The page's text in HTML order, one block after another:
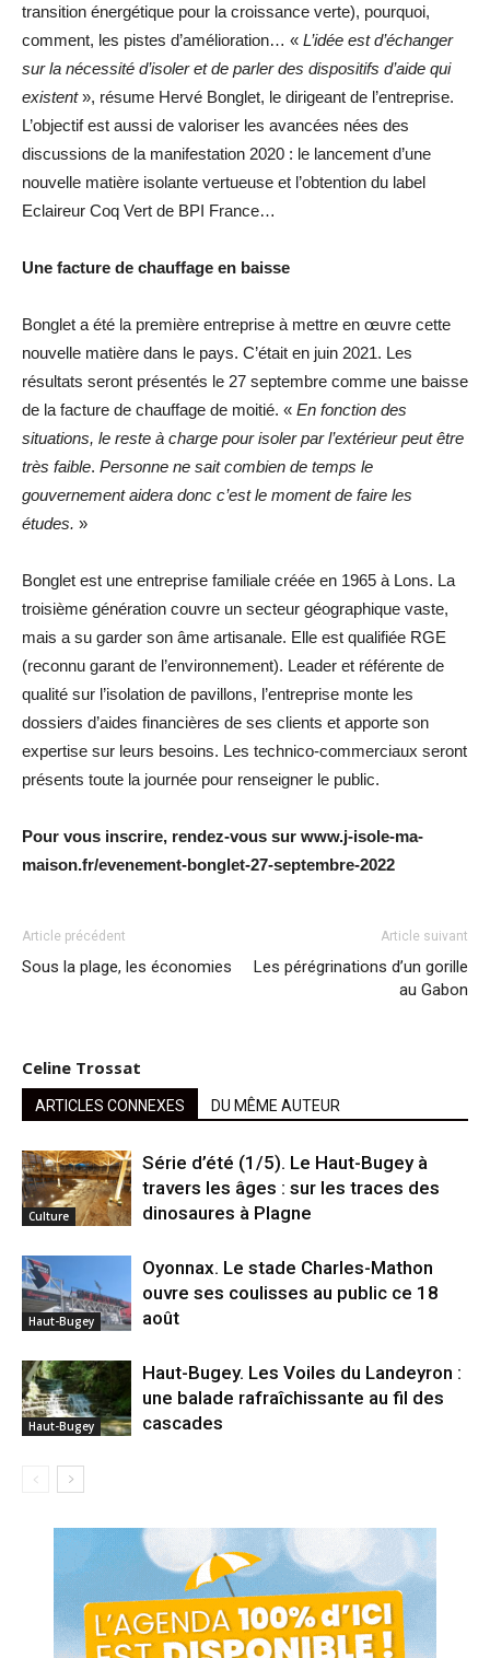
transition énergétique pour la croissance verte), pourquoi,
comment, les pistes d’amélioration… « L’idée est d’échanger
sur la nécessité d’isoler et de parler des dispositifs d’aide qui
existent», résume Hervé Bonglet, le dirigeant de l’entreprise.
L’objectif est aussi de valoriser les avancées nées des
discussions de la manifestation 2020 : le lancement d’une
nouvelle matière isolante vertueuse et l’obtention du label
Eclaireur Coq Vert de BPI France…
Une facture de chauffage en baisse
Bonglet a été la première entreprise à mettre en œuvre cette
nouvelle matière dans le pays. C’était en juin 2021. Les
résultats seront présentés le 27 septembre comme une baisse
de la facture de chauffage de moitié. « En fonction des
situations, le reste à charge pour isoler par l’extérieur peut être
très faible. Personne ne sait combien de temps le
gouvernement aidera donc c’est le moment de faire les
études. »
Bonglet est une entreprise familiale créée en 1965 à Lons. La
troisième génération couvre un secteur géographique vaste,
mais a su garder son âme artisanale. Elle est qualifiée RGE
(reconnu garant de l’environnement). Leader et référente de
qualité sur l’isolation de pavillons, l’entreprise monte les
dossiers d’aides financières de ses clients et apporte son
expertise sur leurs besoins. Les technico-commerciaux seront
présents toute la journée pour renseigner le public.
Pour vous inscrire, rendez-vous sur www.j-isole-ma-
maison.fr/evenement-bonglet-27-septembre-2022
Article précédent
Sous la plage, les économies
Article suivant
Les pérégrinations d’un gorille
au Gabon
Celine Trossat
ARTICLES CONNEXES DU MÊME AUTEUR
Culture
Série d’été (1/5). Le Haut-Bugey à
travers les âges : sur les traces des
dinosaures à Plagne
Haut-Bugey
Oyonnax. Le stade Charles-Mathon
ouvre ses coulisses au public ce 18
août
Haut-Bugey
Haut-Bugey. Les Voiles du Landeyron :
une balade rafraîchissante au fil des
cascades